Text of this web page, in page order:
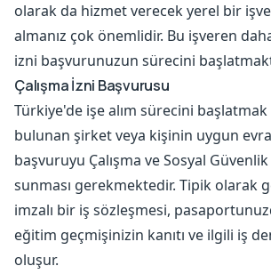
olarak da hizmet verecek yerel bir
almanız çok önemlidir. Bu işveren
izni başvurunuzun sürecini
Çalışma İzni Başvurusu
Türkiye'de işe alım sürecini
bulunan şirket veya kişinin uygun
başvuruyu Çalışma ve Sosyal Güvenlik
sunması gerekmektedir. Tipik olarak
imzalı bir iş sözleşmesi,
eğitim geçmişinizin kanıtı ve ilgili iş
oluşur.